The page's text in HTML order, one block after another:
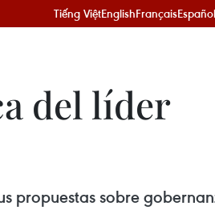
Tiếng ViệtEnglishFrançaisEspañol
del líder
propuestas sobre